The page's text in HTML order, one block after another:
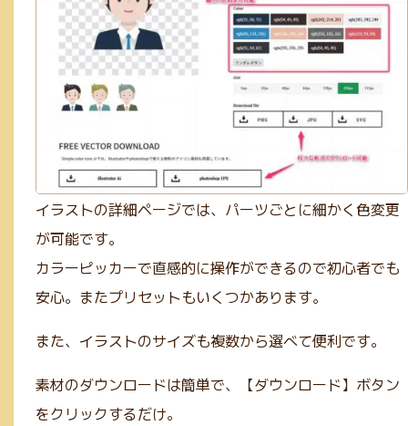
イラストの詳細ページでは、パーツごとに細かく色変更
が可能です。
カラーピッカーで直感的に操作ができるので初心者でも
安心。またプリセットもいくつかあります。
また、イラストのサイズも複数から選べて便利です。
素材のダウンロードは簡単で、【ダウンロード】ボタン
をクリックするだけ。